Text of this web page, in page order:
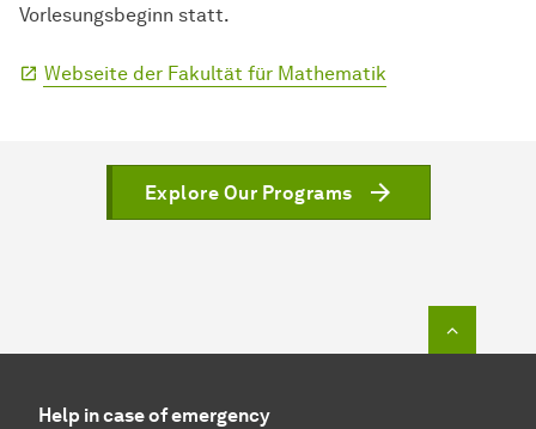
Vorlesungsbeginn statt.
Webseite der Fakultät für Mathematik
Explore Our Programs
Help in case of emergency